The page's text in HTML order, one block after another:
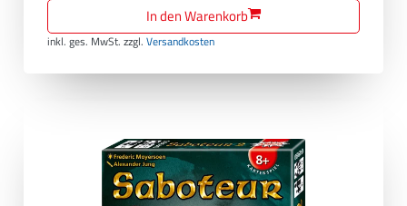
In den Warenkorb
inkl. ges. MwSt. zzgl.Versandkosten